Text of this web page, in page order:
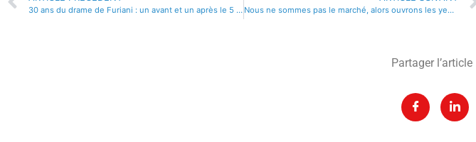
30 ans du drame de Furiani : un avant et un après le 5 mai 1992 Nous ne sommes pas le marché, alors ouvrons les yeux !
Partager l’article